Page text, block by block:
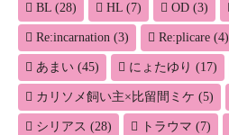
BL (28) HL (7) OD (3)
Re:incarnation (3) Re:plicare (4)
あまい (45) にょたゆり (17)
カリソメ飼い主×比留間ミケ (5)
シリアス (28) トラウマ (7)